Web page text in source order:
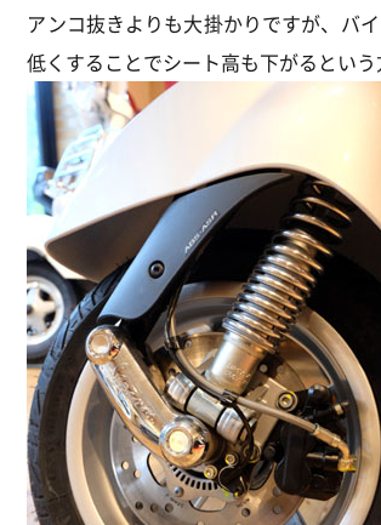
アンコ抜きよりも大掛かりですが、バ
低くすることでシート高も下がるという